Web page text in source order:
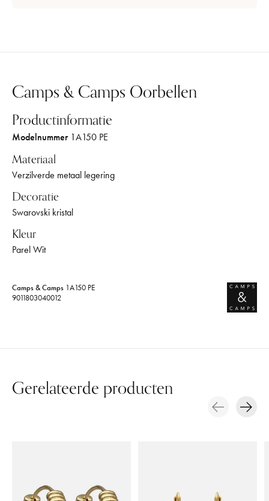
Camps & Camps Oorbellen
Productinformatie
Modelnummer1A150 PE
Materiaal
Verzilverde metaal legering
Decoratie
Swarovski kristal
Kleur
Parel Wit
Camps & Camps 1A150 PE
9011803040012
Gerelateerde producten